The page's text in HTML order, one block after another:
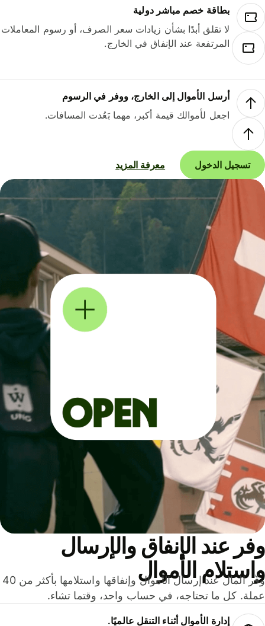
بطاقة خصم مباشر دولية
لا تقلق أبدًا بشأن زيادات سعر الصرف، أو رسوم المعاملات
المرتفعة عند الإنفاق في الخارج.
أرسل الأموال إلى الخارج، ووفر في الرسوم
اجعل لأموالك قيمة أكبر، مهما بَعُدت المسافات.
تسجيل الدخول معرفة المزيد
عند الإنفاق والإرسال
الأموال
وفّر المال عند إرسال الأموال وإنفاقها واستلامها بأكثر من 40
كل ما تحتاجه، في حساب واحد، وقتما تشاء.
إدارة الأموال أثناء التنقل عالميًا.